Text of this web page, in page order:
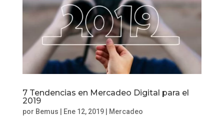
7 Tendencias en Mercadeo Digital para el
2019
por Bemus Ene 12, 2019| Mercadeo